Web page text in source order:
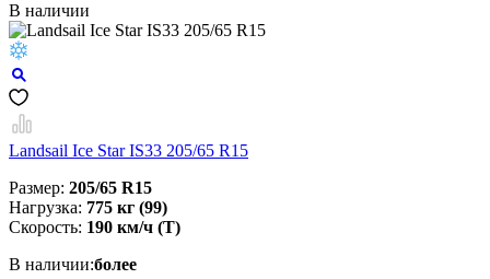
В наличии
Landsail Ice Star IS33 205/65 R15
Размер: 205/65 R15
Нагрузка: 775 кг (99)
Скорость: 190 км/ч (T)
В наличии:более